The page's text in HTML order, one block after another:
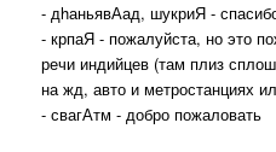
- дhаньявАад, шукриЯ -
- крпаЯ - пожалуйста, но это
речи индийцев (там плиз
на жд, авто и метростанциях
- свагАтм - добро пожаловать